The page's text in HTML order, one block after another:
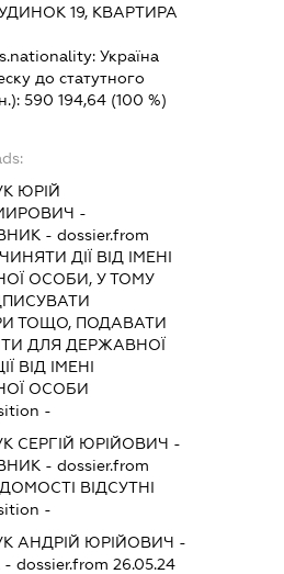
19, КВАРТИРА
Україна
до статутного
590 194,64(100 %)
ЮРІЙ
-
- dossier.from
ДІЇ ВІД ІМЕНІ
ОСОБИ, У ТОМУ
ТОЩО, ПОДАВАТИ
ДЛЯ ДЕРЖАВНОЇ
ВІД ІМЕНІ
ОСОБИ
-
СЕРГІЙ ЮРІЙОВИЧ -
- dossier.from
ВІДСУТНІ
-
АНДРІЙ ЮРІЙОВИЧ -
- dossier.from 26.05.24